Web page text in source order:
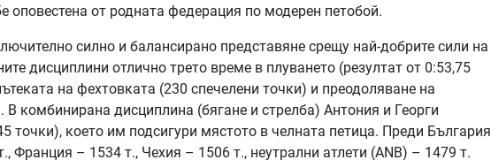
оповестена от родната федерация по модерен петобой.
силно и балансирано представяне срещу най-добрите сили на
дисциплини отлично трето време в плуването (резултат от 0:53,75
на фехтовката (230 спечелени точки) и преодоляване на
комбинирана дисциплина (бягане и стрелба) Антония и Георги
точки), което им подсигури мястото в челната петица. Преди България
Франция – 1534 т., Чехия – 1506 т., неутрални атлети (ANB) – 1479 т.